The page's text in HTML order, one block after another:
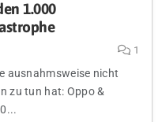
1.000
1
ausnahmsweise nicht
zu tun hat: Oppo &